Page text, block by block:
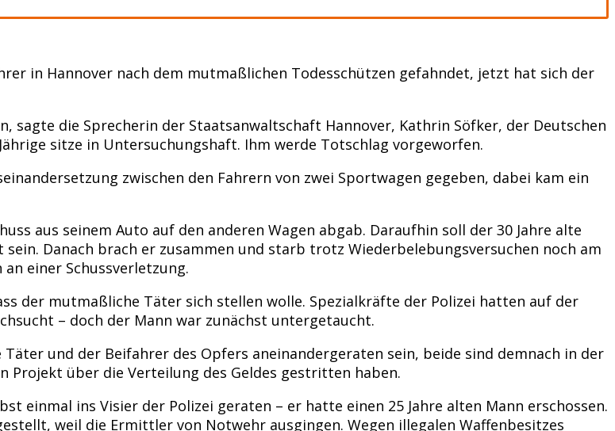
in Hannover nach dem mutmaßlichen Todesschützen gefahndet, jetzt hat sich der
die Sprecherin der Staatsanwaltschaft Hannover, Kathrin Söfker, der Deutschen
sitze in Untersuchungshaft. Ihm werde Totschlag vorgeworfen.
zwischen den Fahrern von zwei Sportwagen gegeben, dabei kam ein
aus seinem Auto auf den anderen Wagen abgab. Daraufhin soll der 30 Jahre alte
Danach brach er zusammen und starb trotz Wiederbelebungsversuchen noch am
einer Schussverletzung.
der mutmaßliche Täter sich stellen wolle. Spezialkräfte der Polizei hatten auf der
– doch der Mann war zunächst untergetaucht.
und der Beifahrer des Opfers aneinandergeraten sein, beide sind demnach in der
Projekt über die Verteilung des Geldes gestritten haben.
einmal ins Visier der Polizei geraten – er hatte einen 25 Jahre alten Mann erschossen.
weil die Ermittler von Notwehr ausgingen. Wegen illegalen Waffenbesitzes